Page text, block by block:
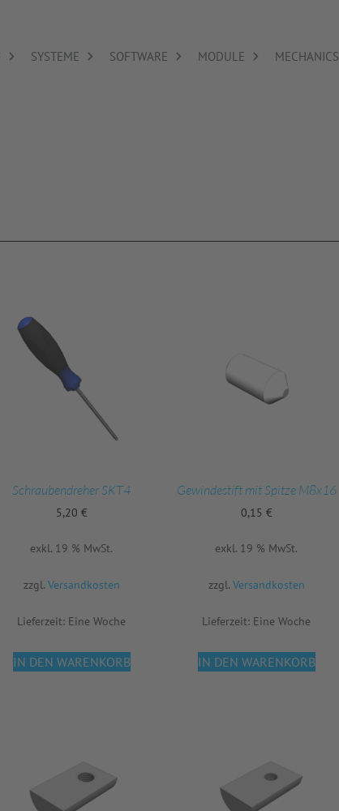
SYSTEME SOFTWARE MODULE MECHANICS
Schraubendreher SKT4
5,20 €
exkl. 19 % MwSt.
zzgl. Versandkosten
Lieferzeit: Eine Woche
IN DEN WARENKORB
Gewindestift mit Spitze M8x16
0,15 €
exkl. 19 % MwSt.
zzgl. Versandkosten
Lieferzeit: Eine Woche
IN DEN WARENKORB